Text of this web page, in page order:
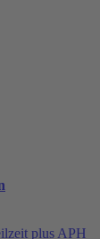
plus APH